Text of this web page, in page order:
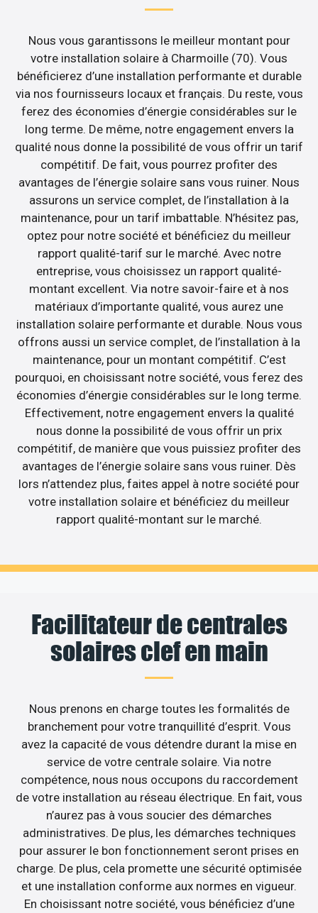
Nous vous garantissons le meilleur montant pour
votre installation solaire à Charmoille (70). Vous
bénéficierez d’une installation performante et durable
via nos fournisseurs locaux et français. Du reste, vous
ferez des économies d’énergie considérables sur le
long terme. De même, notre engagement envers la
qualité nous donne la possibilité de vous offrir un tarif
compétitif. De fait, vous pourrez profiter des
avantages de l’énergie solaire sans vous ruiner. Nous
assurons un service complet, de l’installation à la
maintenance, pour un tarif imbattable. N’hésitez pas,
optez pour notre société et bénéficiez du meilleur
rapport qualité-tarif sur le marché. Avec notre
entreprise, vous choisissez un rapport qualité-
montant excellent. Via notre savoir-faire et à nos
matériaux d’importante qualité, vous aurez une
installation solaire performante et durable. Nous vous
offrons aussi un service complet, de l’installation à la
maintenance, pour un montant compétitif. C’est
pourquoi, en choisissant notre société, vous ferez des
économies d’énergie considérables sur le long terme.
Effectivement, notre engagement envers la qualité
nous donne la possibilité de vous offrir un prix
compétitif, de manière que vous puissiez profiter des
avantages de l’énergie solaire sans vous ruiner. Dès
lors n’attendez plus, faites appel à notre société pour
votre installation solaire et bénéficiez du meilleur
rapport qualité-montant sur le marché.
Facilitateur de centrales
solaires clef en main
Nous prenons en charge toutes les formalités de
branchement pour votre tranquillité d’esprit. Vous
avez la capacité de vous détendre durant la mise en
service de votre centrale solaire. Via notre
compétence, nous nous occupons du raccordement
de votre installation au réseau électrique. En fait, vous
n’aurez pas à vous soucier des démarches
administratives. De plus, les démarches techniques
pour assurer le bon fonctionnement seront prises en
charge. De plus, cela promette une sécurité optimisée
et une installation conforme aux normes en vigueur.
En choisissant notre société, vous bénéficiez d’une